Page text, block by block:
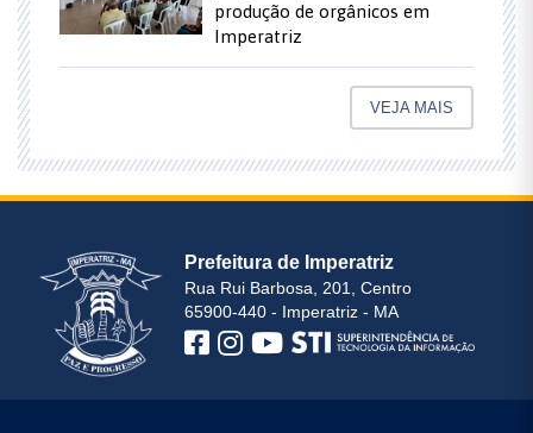
produção de orgânicos em
Imperatriz
VEJA MAIS
Prefeitura de Imperatriz
Rua Rui Barbosa, 201, Centro
65900-440 - Imperatriz - MA